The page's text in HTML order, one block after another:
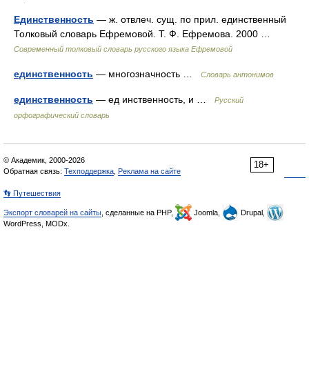
Единственность — ж. отвлеч. сущ. по прил. единственный
Толковый словарь Ефремовой. Т. Ф. Ефремова. 2000 …
Современный толковый словарь русского языка Ефремовой
единственность — многозначность … Словарь антонимов
единственность — ед инственность, и …
Русский
орфографический словарь
18+
© Академик, 2000-2026
Обратная связь: Техподдержка Реклама на сайте
👣 Путешествия
Экспорт словарей на сайты , сделанные на PHP, Joomla,
Drupal,
WordPress, MODx.